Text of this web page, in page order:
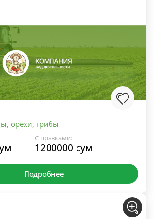
орехи, грибы
С правками:
1200000 сум
Подробнее